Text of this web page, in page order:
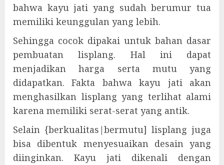
bahwa kayu jati yang sudah berumur tua
memiliki keunggulan yang lebih.
Sehingga cocok dipakai untuk bahan dasar
pembuatan lisplang. Hal ini dapat
menjadikan harga serta mutu yang
didapatkan. Fakta bahwa kayu jati akan
menghasilkan lisplang yang terlihat alami
karena memiliki serat-serat yang antik.
Selain {berkualitas|bermutu] lisplang juga
bisa dibentuk menyesuaikan desain yang
diinginkan. Kayu jati dikenali dengan